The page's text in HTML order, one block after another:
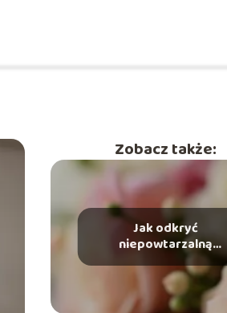
Zobacz także:
Jak odkryć
niepowtarzalną
biżuterię ślubną, nie
wydając majątku?